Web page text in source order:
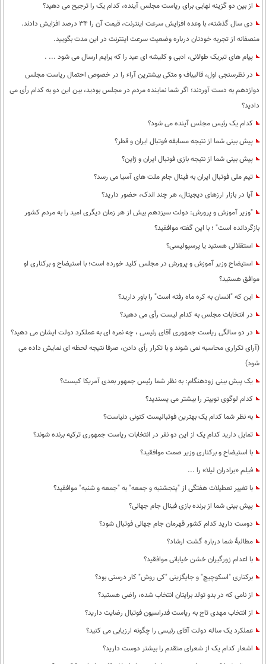
از بین دو گزینه نهایی برای ریاست مجلس آینده، کدام یک را ترجیح می دهید؟
دی سال گذشته، با وعده افزایش سرعت اینترنت، قیمت آن را 34 درصد افزایش دادند.
منصفانه از تجربه خودتان درباره وضعیت سرعت اینترنت در این مدت بگویید.
پیام های تبریک طولانی، ادبی و کلیشه ای عید را که برایم ارسال می شود ... .
در نظرسنجی اول، قالیباف و متکی بیشترین آراء را در خصوص احتمال ریاست مجلس
دوازدهم به دست آوردند؛ اگر شما نماینده مردم در مجلس بودید، بین این دو به کدام رأی می
دادید؟
کدام یک رئیس مجلس آینده می شود؟
پیش بینی شما از نتیجه مسابقه فوتبال ایران و قطر؟
پیش بینی شما از نتیجه بازی فوتبال ایران و ژاپن؟
تیم ملی فوتبال ایران به فینال جام ملت های آسیا می رسد؟
آیا در بازار ارزهای دیجیتال، هر چند اندک، حضور دارید؟
"وزیر آموزش و پرورش: دولت سیزدهم بیش از هر زمان دیگری امید را به مردم کشور
بازگردانده است" ؛ با این گفته موافقید؟
استقلالی هستید یا پرسپولیسی؟
استیضاح وزیر آموزش و پرورش در مجلس کلید خورده است؛ با استیضاح و برکناری او
موافق هستید؟
این که "انسان به کره ماه رفته است" را باور دارید؟
در انتخابات مجلس به کدام لیست رأی می دهید؟
در دو سالگی ریاست جمهوری آقای رئیسی ، چه نمره ای به عملکرد دولت ایشان می دهید؟
(آرای تکراری محاسبه نمی شوند و با تکرار رأی دادن، صرفا نتیجه لحظه ای نمایش داده می
شود)
یک پیش بینی زودهنگام: به نظر شما رئیس جمهور بعدی آمریکا کیست؟
کدام لوگوی توییتر را بیشتر می پسندید؟
به نظر شما کدام یک بهترین فوتبالیست کنونی دنیاست؟
تمایل دارید کدام یک از این دو نفر در انتخابات ریاست جمهوری ترکیه برنده شوند؟
با استیضاح و برکناری وزیر صمت موافقید؟
فیلم «برادران لیلا» را ...
با تغییر تعطیلات هفتگی از "پنجشنبه و جمعه" به "جمعه و شنبه" موافقید؟
پیش بینی شما از برنده بازی فینال جام جهانی؟
دوست دارید کدام کشور قهرمان جام جهانی فوتبال شود؟
مطالبۀ شما درباره گشت ارشاد؟
با اعدام زورگیران خشن خیابانی موافقید؟
برکناری "اسکوچیچ" و جایگزینی "کی روش" کار درستی بود؟
از نامی که در بدو تولد برایتان انتخاب شده، راضی هستید؟
از انتخاب مهدی تاج به ریاست فدراسیون فوتبال رضایت دارید؟
عملکرد یک ساله دولت آقای رئیسی را چگونه ارزیابی می کنید؟
اشعار کدام یک از شعرای متقدم را بیشتر دوست دارید؟